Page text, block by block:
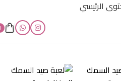
الرئيسي